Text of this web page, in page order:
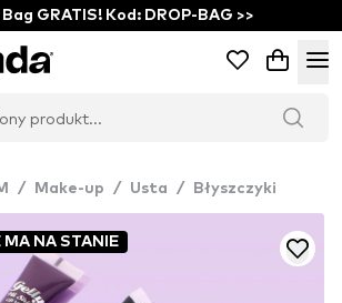
GRATIS! Kod: DROP-BAG >>
/ Make-up / Usta / Błyszczyki
MA NA STANIE